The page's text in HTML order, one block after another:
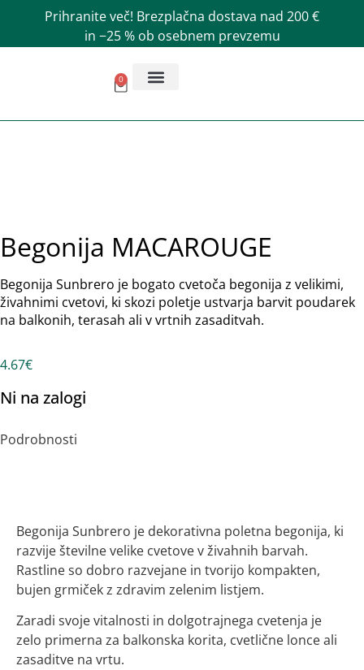
Prihranite več! Brezplačna dostava nad 200 €
in −25 % ob osebnem prevzemu
0
Begonija MACAROUGE
Begonija Sunbrero je bogato cvetoča begonija z velikimi,
živahnimi cvetovi, ki skozi poletje ustvarja barvit poudarek
na balkonih, terasah ali v vrtnih zasaditvah.
4.67€
Ni na zalogi
Podrobnosti
Begonija Sunbrero je dekorativna poletna begonija, ki
razvije številne velike cvetove v živahnih barvah.
Rastline so dobro razvejane in tvorijo kompakten,
bujen grmiček z zdravim zelenim listjem.
Zaradi svoje vitalnosti in dolgotrajnega cvetenja je
zelo primerna za balkonska korita, cvetlične lonce ali
zasaditve na vrtu.